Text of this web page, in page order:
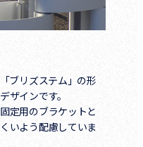
ブリズステム」の形
ザインです。
定用のブラケットと
いよう配慮していま